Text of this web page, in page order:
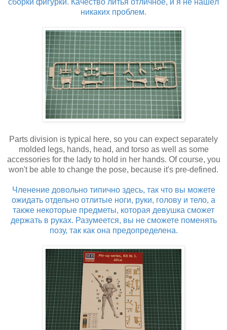
никаких проблем.
Parts division is typical here, so you can expect separately
molded legs, hands, head, and torso as well as some
accessories for the lady to hold in her hands. Of course, you
won't be able to change the pose, because it's pre-defined.
Членение довольно типично здесь, так что вы можете
ожидать отдельно отлитые ноги, руки, голову и тело, а
также некоторые предметы, которая девушка сможет
держать в руках. Разумеется, вы не сможете поменять
позу, так как она предопределена.